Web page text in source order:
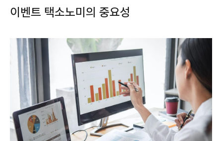
이벤트 택소노미의 중요성